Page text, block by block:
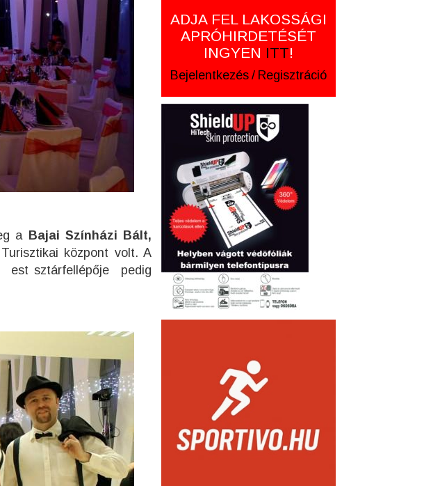
a Bajai Színházi Bált,
központ volt. A
sztárfellépője pedig
ADJA FEL LAKOSSÁGI
APRÓHIRDETÉSÉT
INGYEN ITT!
Bejelentkezés / Regisztráció